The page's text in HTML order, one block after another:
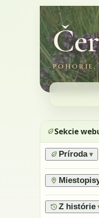
POHORIE,
Sekcie
Príroda ▾
›Prírodné
› Lesy
›Flóra
›Výnimočné
›Prírodné
›Vrchy
Z histórie